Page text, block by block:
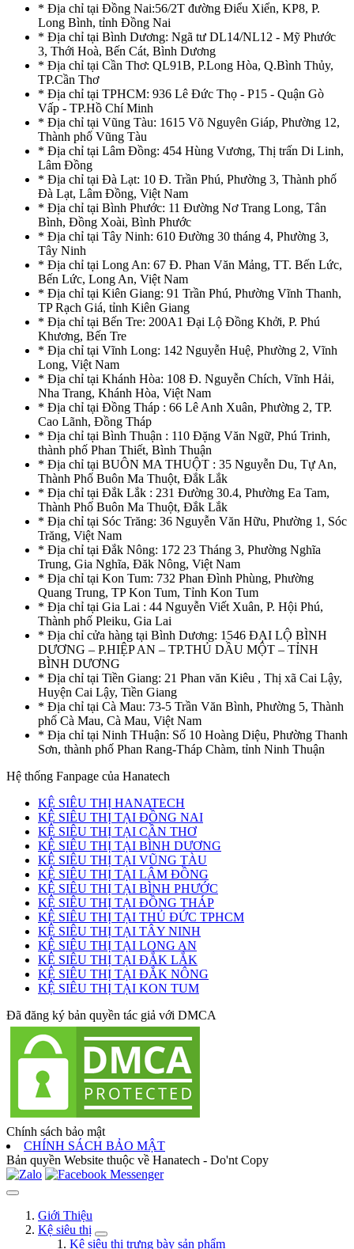
* Địa chỉ tại Đồng Nai:56/2T đường Điểu Xiển, KP8, P.
Long Bình, tỉnh Đồng Nai
* Địa chỉ tại Bình Dương: Ngã tư DL14/NL12 - Mỹ Phước
3, Thới Hoà, Bến Cát, Bình Dương
* Địa chỉ tại Cần Thơ: QL91B, P.Long Hòa, Q.Bình Thủy,
TP.Cần Thơ
* Địa chỉ tại TPHCM: 936 Lê Đức Thọ - P15 - Quận Gò
Vấp - TP.Hồ Chí Minh
* Địa chỉ tại Vũng Tàu: 1615 Võ Nguyên Giáp, Phường 12,
Thành phố Vũng Tàu
* Địa chỉ tại Lâm Đồng: 454 Hùng Vương, Thị trấn Di Linh,
Lâm Đồng
* Địa chỉ tại Đà Lạt: 10 Đ. Trần Phú, Phường 3, Thành phố
Đà Lạt, Lâm Đồng, Việt Nam
* Địa chỉ tại Bình Phước: 11 Đường Nơ Trang Long, Tân
Bình, Đồng Xoài, Bình Phước
* Địa chỉ tại Tây Ninh: 610 Đường 30 tháng 4, Phường 3,
Tây Ninh
* Địa chỉ tại Long An: 67 Đ. Phan Văn Mảng, TT. Bến Lức,
Bến Lức, Long An, Việt Nam
* Địa chỉ tại Kiên Giang: 91 Trần Phú, Phường Vĩnh Thanh,
TP Rạch Giá, tỉnh Kiên Giang
* Địa chỉ tại Bến Tre: 200A1 Đại Lộ Đồng Khởi, P. Phú
Khương, Bến Tre
* Địa chỉ tại Vĩnh Long: 142 Nguyễn Huệ, Phường 2, Vĩnh
Long, Việt Nam
* Địa chỉ tại Khánh Hòa: 108 Đ. Nguyễn Chích, Vĩnh Hải,
Nha Trang, Khánh Hòa, Việt Nam
* Địa chỉ tại Đồng Tháp : 66 Lê Anh Xuân, Phường 2, TP.
Cao Lãnh, Đồng Tháp
* Địa chỉ tại Bình Thuận : 110 Đặng Văn Ngữ, Phú Trinh,
thành phố Phan Thiết, Bình Thuận
* Địa chỉ tại BUÔN MA THUỘT : 35 Nguyễn Du, Tự An,
Thành Phố Buôn Ma Thuột, Đắk Lắk
* Địa chỉ tại Đắk Lắk : 231 Đường 30.4, Phường Ea Tam,
Thành Phố Buôn Ma Thuột, Đắk Lắk
* Địa chỉ tại Sóc Trăng: 36 Nguyễn Văn Hữu, Phường 1, Sóc
Trăng, Việt Nam
* Địa chỉ tại Đắk Nông: 172 23 Tháng 3, Phường Nghĩa
Trung, Gia Nghĩa, Đăk Nông, Việt Nam
* Địa chỉ tại Kon Tum: 732 Phan Đình Phùng, Phường
Quang Trung, TP Kon Tum, Tỉnh Kon Tum
* Địa chỉ tại Gia Lai : 44 Nguyễn Viết Xuân, P. Hội Phú,
Thành phố Pleiku, Gia Lai
* Địa chỉ cửa hàng tại Bình Dương: 1546 ĐẠI LỘ BÌNH
DƯƠNG – P.HIỆP AN – TP.THỦ DẦU MỘT – TỈNH
BÌNH DƯƠNG
* Địa chỉ tại Tiền Giang: 21 Phan văn Kiêu , Thị xã Cai Lậy,
Huyện Cai Lậy, Tiền Giang
* Địa chỉ tại Cà Mau: 73-5 Trần Văn Bình, Phường 5, Thành
phố Cà Mau, Cà Mau, Việt Nam
* Địa chỉ tại Ninh THuận: Số 10 Hoàng Diệu, Phường Thanh
Sơn, thành phố Phan Rang-Tháp Chàm, tỉnh Ninh Thuận
Hệ thống Fanpage của Hanatech
KỆ SIÊU THỊ HANATECH
KỆ SIÊU THỊ TẠI ĐỒNG NAI
KỆ SIÊU THỊ TẠI CẦN THƠ
KỆ SIÊU THỊ TẠI BÌNH DƯƠNG
KỆ SIÊU THỊ TẠI VŨNG TÀU
KỆ SIÊU THỊ TẠI LÂM ĐỒNG
KỆ SIÊU THỊ TẠI BÌNH PHƯỚC
KỆ SIÊU THỊ TẠI ĐỒNG THÁP
KỆ SIÊU THỊ TẠI THỦ ĐỨC TPHCM
KỆ SIÊU THỊ TẠI TÂY NINH
KỆ SIÊU THỊ TẠI LONG AN
KỆ SIÊU THỊ TẠI ĐẮK LẮK
KỆ SIÊU THỊ TẠI ĐẮK NÔNG
KỆ SIÊU THỊ TẠI KON TUM
Đã đăng ký bản quyền tác giả với DMCA
Chính sách bảo mật
CHÍNH SÁCH BẢO MẬT
Bản quyền Website thuộc về Hanatech - Do'nt Copy
Giới Thiệu
Kệ siêu thị
Kệ siêu thị trưng bày sản phẩm